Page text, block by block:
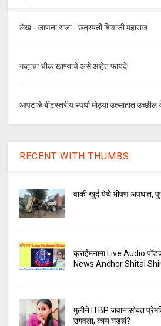
लेख:- जाणता राजा - छत्रपती शिवाजी महाराज.
गव्हाचा चीक खाण्याचे असे आहेत फायदे!
आपटाळे बीटस्तरीय स्पर्धा मोठ्या उत्साहात उच्छील
RECENT WITH THUMBS
वाकी खुर्द येथे भीषण अपघात,
क्राईमनामा Live Audio
News Anchor Shital
मुलीने ITBP जवानासोबत
उगवला, काय घडलं?